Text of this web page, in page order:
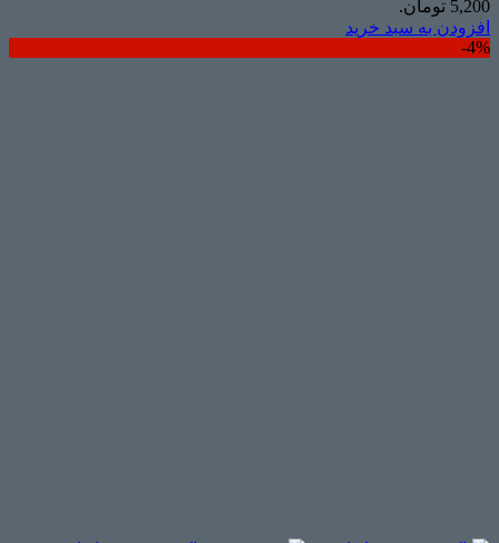
5,200 تومان.
افزودن به سبد خرید
4%-